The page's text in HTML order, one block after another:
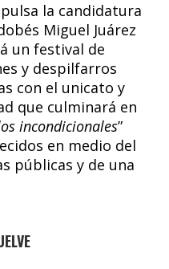
la candidatura
Miguel Juárez
un festival de
y despilfarros
con el unicato y
que culminará en
incondicionales”
en medio del
públicas y de una